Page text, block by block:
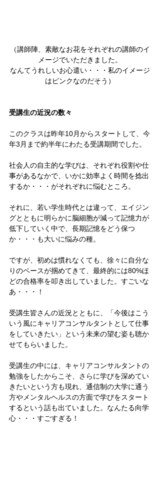
（講師陣、素敵なお花をそれぞれの講師のイ
メージでいただきました。
なんてうれしいお心遣い・・・私のイメージ
はピンクなのだそう）
受講生の近況の数々
このクラスは昨年10月からスタートして、今
年3月まで約半年にわたる受講期間でした。
社会人の自主的な学びは、それぞれ役割や仕
事があるなかで、いかに効率よく時間を捻出
するか・・・がそれぞれに悩むところ。
それに、若い学生時代とは違って、エイジン
グとともに明らかに脳細胞が減って記憶力が
低下していく中で、長期記憶をどう保つ
か・・・も大いに悩みの種。
ですが、初めは慣れなくても、徐々に自分な
りのペースが掴めてきて、最終的には80%ほ
どの合格率を叩き出していました。すごいな
あ・・・！
受講生皆さんの近況とともに、「今後はこう
いう風にキャリアコンサルタントとして仕事
をしていきたい」という未来の望む姿も聴か
せてもらいました。
受講生の中には、キャリアコンサルタントの
勉強をしたからこそ、さらに学びを深めてい
きたいという方も現れ、通信制の大学に通う
方やメンタルヘルスの方面で学びをスタート
するという話も出ていました。なんたる向学
心・・・すごすぎる！